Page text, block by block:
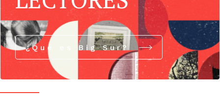
¿Qué es Big Sur?